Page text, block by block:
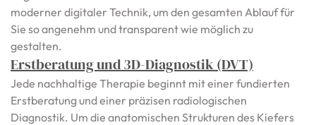
moderner digitaler Technik, um den gesamten Ablauf für
Sie so angenehm und transparent wie möglich zu
gestalten.
Erstberatung und 3D-Diagnostik (DVT)
Jede nachhaltige Therapie beginnt mit einer fundierten
Erstberatung und einer präzisen radiologischen
Diagnostik. Um die anatomischen Strukturen des Kiefers